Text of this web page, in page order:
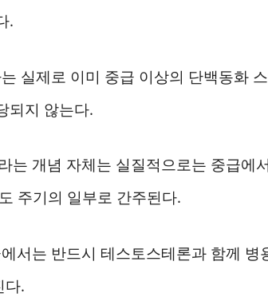
.
실제로 이미 중급 이상의 단백동화
되지 않는다.
는 개념 자체는 실질적으로는 중급에
주기의 일부로 간주된다.
서는 반드시 테스토스테론과 함께 병
다.